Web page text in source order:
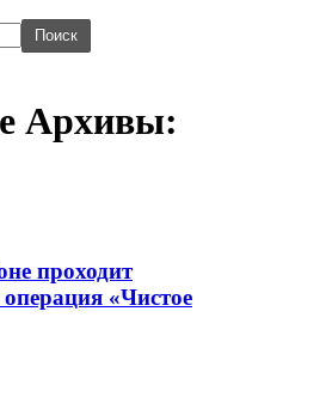
Архивы:
проходит
«Чистое